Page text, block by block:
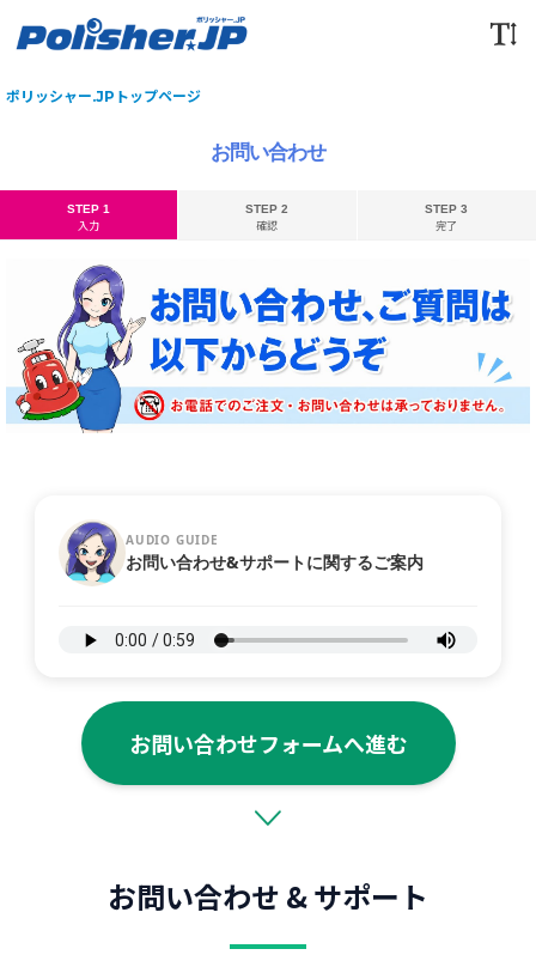
ポリッシャー.JPトップページ
お問い合わせ
STEP 1
入力
STEP 2
確認
STEP 3
完了
AUDIO GUIDE
お問い合わせ&サポートに関するご案内
お問い合わせフォームへ進む
お問い合わせ & サポート